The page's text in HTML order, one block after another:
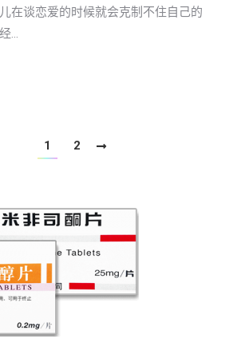
在谈恋爱的时候就会克制不住自己的
…
1 2